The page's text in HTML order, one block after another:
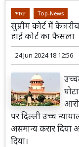
भारत Top-News
सुप्रीम कोर्ट में
हाई कोर्ट का फैसला
24 Jun 2024 18:12:56
पर दिल्ली उच्च
असमान्य करार
दिया।